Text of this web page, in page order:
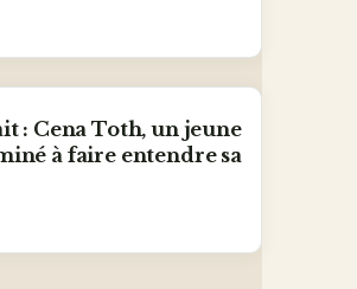
: Cena Toth, un jeune
à faire entendre sa